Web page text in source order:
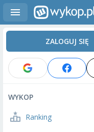
ZALOGUJ SIĘ
WYKOP
Ranking